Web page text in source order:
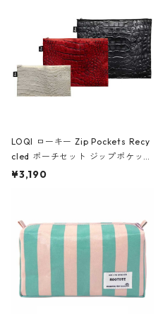
LOQI ローキー Zip Pockets Recy
cled ポーチセット ジップポケット
ファスナーポーチ 撥水加工 トラベ
ーガンディー、オフホワイト
¥3,190